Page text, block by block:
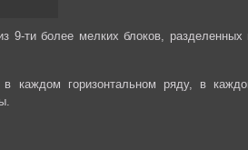
9-ти более мелких блоков, разделенных
каждом горизонтальном ряду, в